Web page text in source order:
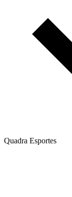
Quadra Esportes